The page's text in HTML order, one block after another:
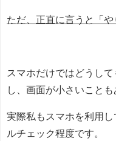
ただ、正直に言うと「や
スマホだけではどうし
し、画面が小さいこと
実際私もスマホを利用
ルチェック程度です。